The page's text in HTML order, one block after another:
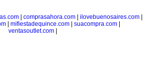
comprasahora.com ilovebuenosaires.com
mifiestadequince.com suacompra.com
ventasoutlet.com